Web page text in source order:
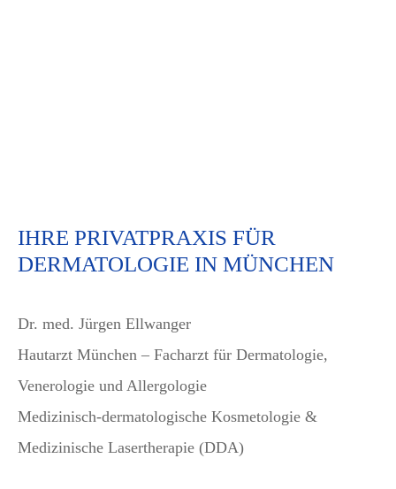
IHRE PRIVATPRAXIS FÜR
DERMATOLOGIE IN MÜNCHEN
Dr. med. Jürgen Ellwanger
Hautarzt München – Facharzt für Dermatologie,
Venerologie und Allergologie
Medizinisch-dermatologische Kosmetologie &
Medizinische Lasertherapie (DDA)